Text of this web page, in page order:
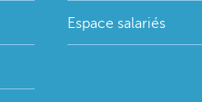
Espace salariés